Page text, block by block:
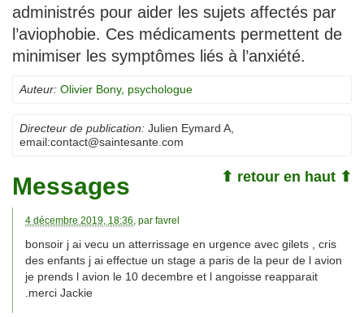
administrés pour aider les sujets affectés par
l’aviophobie. Ces médicaments permettent de
minimiser les symptômes liés à l’anxiété.
Auteur: Olivier Bony, psychologue
Directeur de publication: Julien Eymard A
email:contact@saintesante.com
⬆ retour en haut ⬆
Messages
4 décembre 2019, 18:36, par favrel
bonsoir j ai vecu un atterrissage en urgence avec gilets , cris
des enfants j ai effectue un stage a paris de la peur de l avion
je prends l avion le 10 decembre et l angoisse reapparait
.merci Jackie